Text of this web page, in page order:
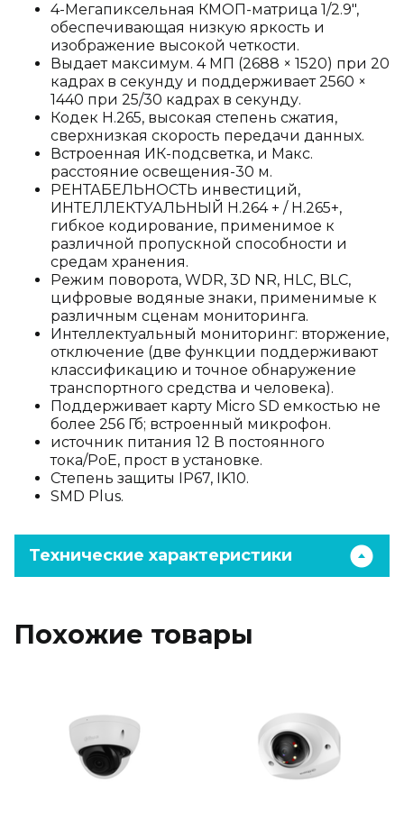
4-Мегапиксельная КМОП-матрица 1/2.9",
обеспечивающая низкую яркость и
изображение высокой четкости.
Выдает максимум. 4 МП (2688 × 1520) при 20
кадрах в секунду и поддерживает 2560 ×
1440 при 25/30 кадрах в секунду.
Кодек H.265, высокая степень сжатия,
сверхнизкая скорость передачи данных.
Встроенная ИК-подсветка, и Макс.
расстояние освещения-30 м.
РЕНТАБЕЛЬНОСТЬ инвестиций,
ИНТЕЛЛЕКТУАЛЬНЫЙ H.264 + / H.265+,
гибкое кодирование, применимое к
различной пропускной способности и
средам хранения.
Режим поворота, WDR, 3D NR, HLC, BLC,
цифровые водяные знаки, применимые к
различным сценам мониторинга.
Интеллектуальный мониторинг: вторжение,
отключение (две функции поддерживают
классификацию и точное обнаружение
транспортного средства и человека).
Поддерживает карту Micro SD емкостью не
более 256 Гб; встроенный микрофон.
источник питания 12 В постоянного
тока/PoE, прост в установке.
Степень защиты IP67, IK10.
SMD Plus.
Технические характеристики
Похожие товары